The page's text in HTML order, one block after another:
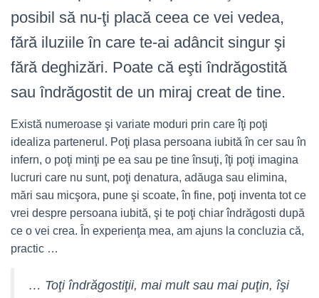
posibil să nu-ţi placă ceea ce vei vedea,
fără iluziile în care te-ai adâncit singur şi
fără deghizări. Poate că eşti îndrăgostită
sau îndrăgostit de un miraj creat de tine.
Există numeroase şi variate moduri prin care îţi poţi
idealiza partenerul. Poţi plasa persoana iubită în cer sau în
infern, o poţi minţi pe ea sau pe tine însuţi, îţi poţi imagina
lucruri care nu sunt, poţi denatura, adăuga sau elimina,
mări sau micşora, pune şi scoate, în fine, poţi inventa tot ce
vrei despre persoana iubită, şi te poţi chiar îndrăgosti după
ce o vei crea. În experienţa mea, am ajuns la concluzia că,
practic …
… Toţi îndrăgostiţii, mai mult sau mai puţin, îşi